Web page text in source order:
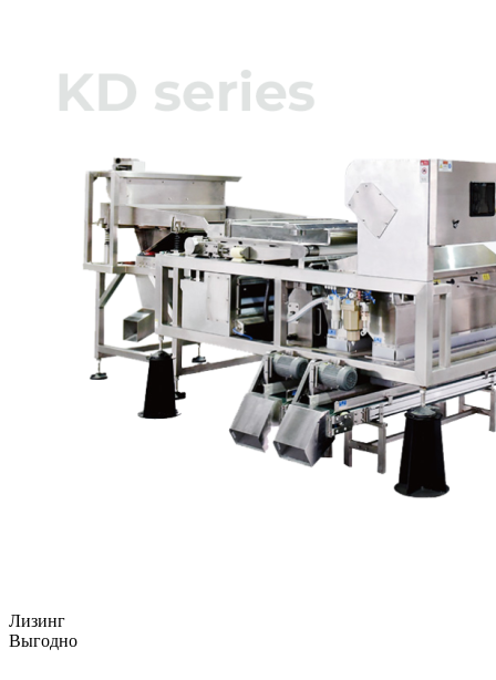
Лизинг
Выгодно